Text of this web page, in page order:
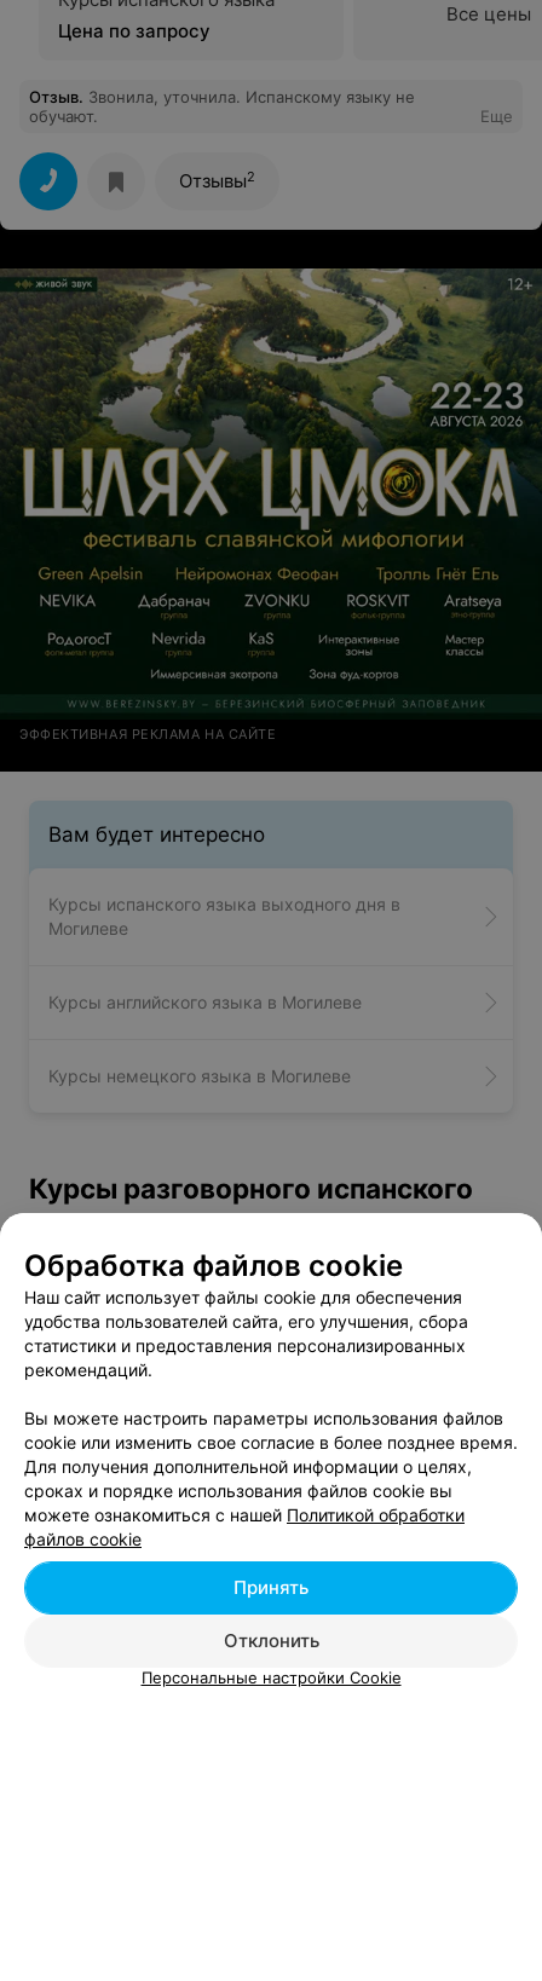
Цена по запросу
Все цены
Отзыв. Звонила, уточнила. Испанскому языку не
обучают.
Еще
Отзывы2
ЭФФЕКТИВНАЯ РЕКЛАМА НА САЙТЕ
Вам будет интересно
Курсы испанского языка выходного дня в
Могилеве
Курсы английского языка в Могилеве
Курсы немецкого языка в Могилеве
Курсы разговорного испанского
Курс поддержания испанского языка
от 264 руб.
Общий курс испанского для взрослых
(А1 - В2)
от 296 руб.
Добавить компанию
Обработка файлов cookie
Наш сайт использует файлы cookie для обеспечения
удобства пользователей сайта, его улучшения, сбора
статистики и предоставления персонализированных
рекомендаций.
Вы можете настроить параметры использования файлов
cookie или изменить свое согласие в более позднее время.
Для получения дополнительной информации о целях,
сроках и порядке использования файлов cookie вы
можете ознакомиться с нашей Политикой обработки
файлов cookie
Отклонить
Принять
Персональные настройки Cookie